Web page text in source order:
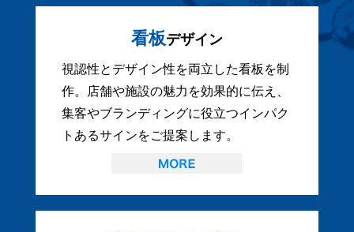
看板デザイン
視認性とデザイン性を両立した看板を制
作。店舗や施設の魅力を効果的に伝え、
集客やブランディングに役立つインパク
トあるサインをご提案します。